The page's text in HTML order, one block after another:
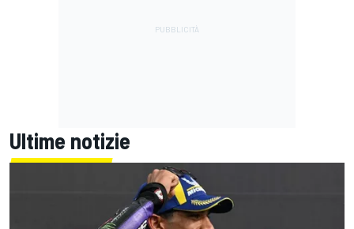
Ultime notizie